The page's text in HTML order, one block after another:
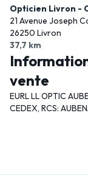
Opticien Livron -
21 Avenue Joseph
26250 Livron
37,7 km
vente
EURL LL OPTIC
CEDEX, RCS: